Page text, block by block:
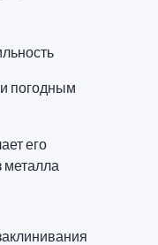
погодным
его
металла